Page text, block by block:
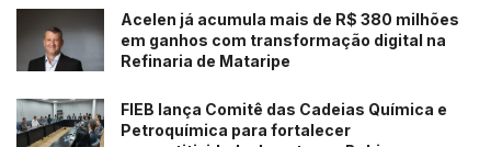
Acelen já acumula mais de R$ 380 milhões
em ganhos com transformação digital na
Refinaria de Mataripe
FIEB lança Comitê das Cadeias Química e
Petroquímica para fortalecer